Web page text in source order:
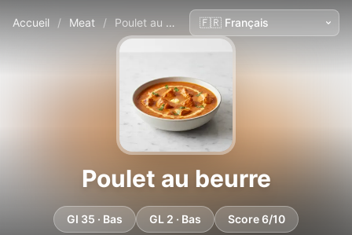
Accueil / Meat / Poulet au beurre
Poulet au beurre
GI 35 · Bas GL 2 · Bas Score 6/10